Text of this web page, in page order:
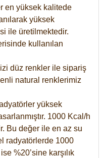
en yüksek kalitede
yüksek
ile üretilmektedir.
kullanılan
düz renkler ile sipariş
natural renklerimiz
yüksek
1000 Kcal/h
Bu değer ile en az su
radyatörlerde 1000
%20’sine karşılık